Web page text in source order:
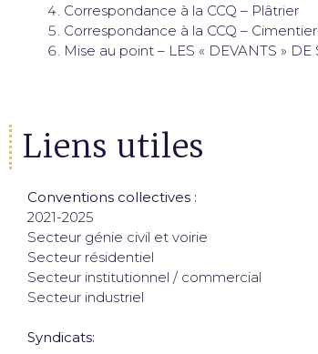
Correspondance à la CCQ – Plâtrier
Correspondance à la CCQ –
Mise au point – LES « DEVANTS »
Liens utiles
Conventions collectives :
2021-2025
Secteur génie civil et voirie
Secteur résidentiel
Secteur institutionnel / commercial
Secteur industriel
Syndicats: